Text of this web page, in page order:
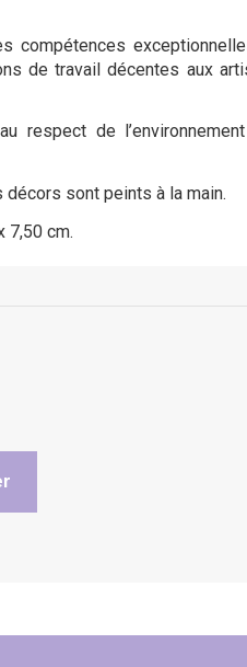
compétences
de travail décentes aux
respect de
sont peints à la main.
7,50 cm.